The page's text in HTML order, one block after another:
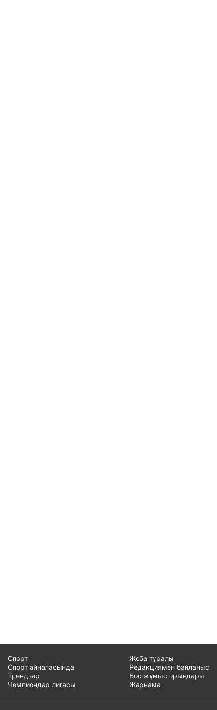
Спорт
Спорт айналасында
Трендтер
Чемпиондар лигасы
Жоба туралы
Редакциямен байланыс
Бос жұмыс орындары
Жарнама